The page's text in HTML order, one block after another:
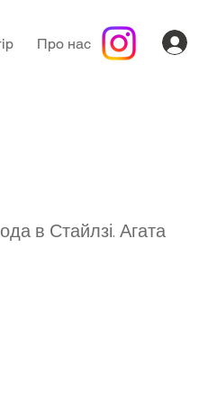
Про нас
в Стайлзі. Агата